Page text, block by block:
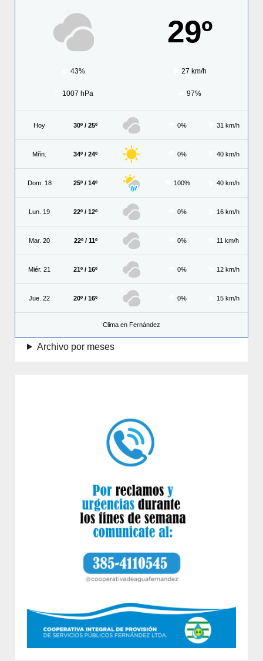
29º
43% 27 km/h
1007 hPa 97%
Hoy 30º / 25º 0% 31 km/h
Mñn. 34º / 24º 0% 40 km/h
Dom. 18 25º / 14º 100% 40 km/h
Lun. 19 22º / 12º 0% 16 km/h
Mar. 20 22º / 11º 0% 11 km/h
Miér. 21 21º / 16º 0% 12 km/h
Jue. 22 20º / 16º 0% 15 km/h
Clima en Fernández
Archivo por meses